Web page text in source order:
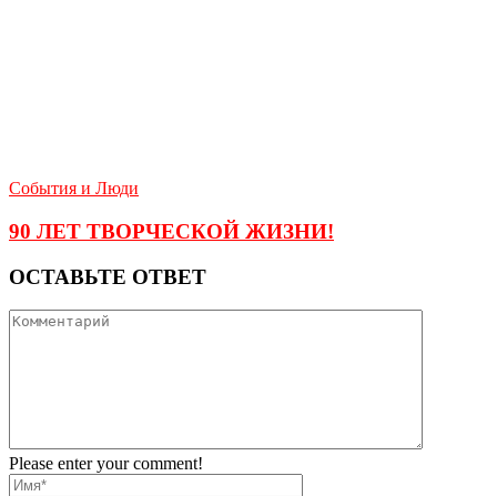
События и Люди
90 ЛЕТ ТВОРЧЕСКОЙ ЖИЗНИ!
ОСТАВЬТЕ ОТВЕТ
Please enter your comment!